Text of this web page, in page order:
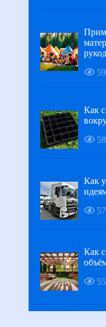
Как
Как
Как